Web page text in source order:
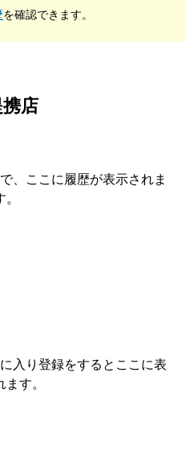
を確認できます。
店
、ここに履歴が表示されま
入り登録をすると ここに表
す。